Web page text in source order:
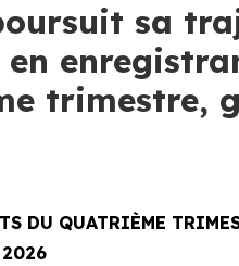
sa
trimestre,
DU QUATRIÈME
2026